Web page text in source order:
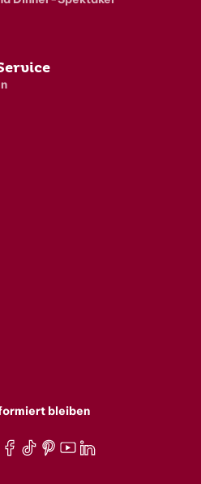
bleiben